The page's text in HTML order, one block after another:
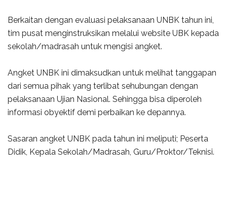
Berkaitan dengan evaluasi pelaksanaan UNBK tahun ini,
tim pusat menginstruksikan melalui website UBK kepada
sekolah/madrasah untuk mengisi angket.
Angket UNBK ini dimaksudkan untuk melihat tanggapan
dari semua pihak yang terlibat sehubungan dengan
pelaksanaan Ujian Nasional. Sehingga bisa diperoleh
informasi obyektif demi perbaikan ke depannya.
Sasaran angket UNBK pada tahun ini meliputi; Peserta
Didik, Kepala Sekolah/Madrasah, Guru/Proktor/Teknisi.